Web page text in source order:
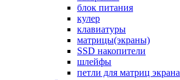
блок питания
кулер
клавиатуры
матрицы(экраны)
SSD накопители
шлейфы
петли для матриц экрана